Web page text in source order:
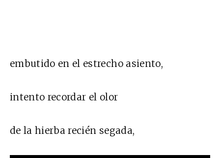
embutido en el estrecho asiento,
intento recordar el olor
de la hierba recién segada,